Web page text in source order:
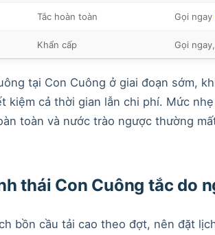
Tắc hoàn toàn Gọi ngay
Khẩn cấp Gọi
tại Con Cuông ở giai đoạn sớm,
kiệm cả thời gian lẫn chi phí. Mức
toàn và nước trào ngược thường
thái Con Cuông tắc do
bồn cầu tải cao theo đợt, nên đặt